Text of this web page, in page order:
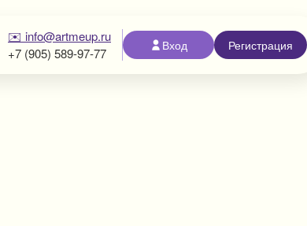
✉️ info@artmeup.ru
+7 (905) 589-97-77
Вход Регистрация